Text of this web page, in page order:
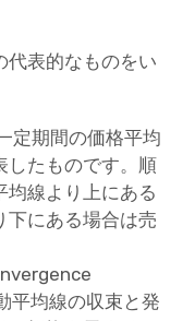
代表的なものをい
定期間の価格平均
したものです。順
均線より上にある
下にある場合は売
平均線の収束と発